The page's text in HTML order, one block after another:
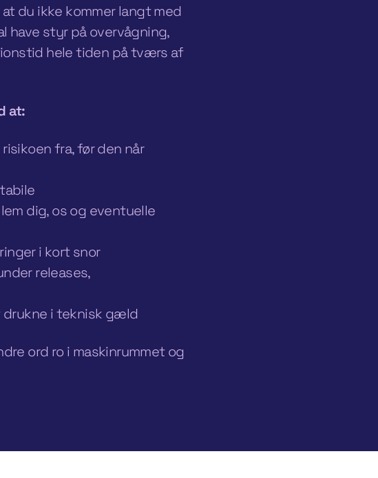
du ikke kommer langt med
have styr på overvågning,
hele tiden på tværs af
at:
fra, før den når
dig, os og eventuelle
i kort snor
releases,
drukne i teknisk gæld
ord ro i maskinrummet og